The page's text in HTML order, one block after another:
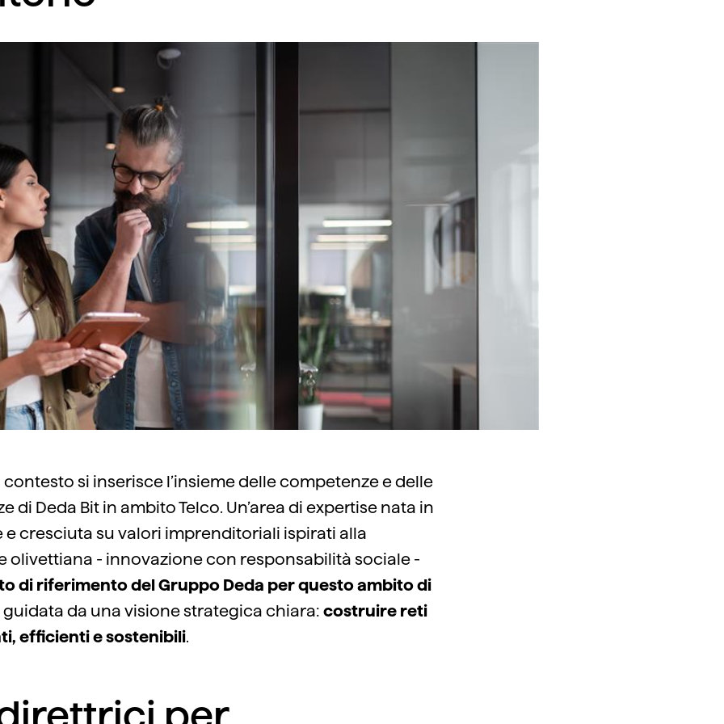
si inserisce l’insieme delle competenze e delle
di Deda Bit in ambito Telco. Un’area di expertise nata in
e cresciuta su valori imprenditoriali ispirati alla
olivettiana - innovazione con responsabilità sociale -
di riferimento del Gruppo Deda per questo ambito di
guidata da una visione strategica chiara: costruire reti
efficienti e sostenibili.